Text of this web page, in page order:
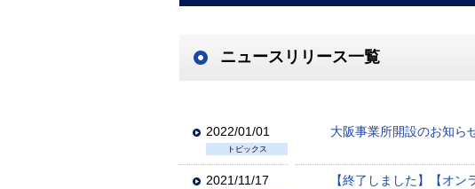
ニュースリリース一覧
2022/01/01
トピックス
大阪事業所開設のお知ら
2021/11/17
【終了しました】【オ